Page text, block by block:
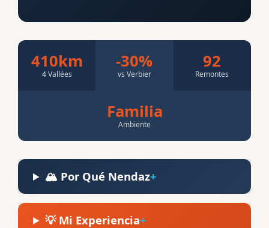
410km
4 Vallées
-30%
vs Verbier
92
Remontes
Familia
Ambiente
🏔️ Por Qué Nendaz
💡 Mi Experiencia